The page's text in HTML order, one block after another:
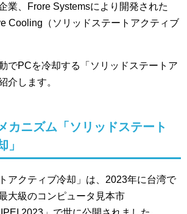
業、Frore Systemsにより開発された
Cooling（ソリッドステートアクティブ
でPCを冷却する「ソリッドステートア
介します。
カニズム「ソリッドステート
」
アクティブ冷却」は、2023年に台湾で
大級のコンピュータ見本市